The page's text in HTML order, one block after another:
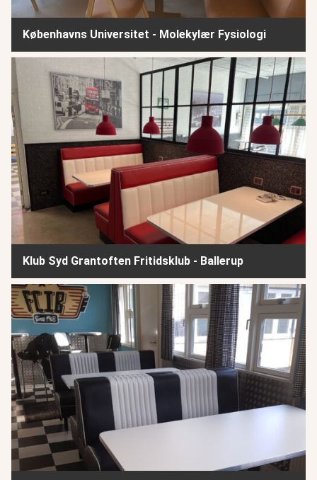
Københavns Universitet - Molekylær Fysiologi
Klub Syd Grantoften Fritidsklub - Ballerup
Klub Syd Grantoften Fritidsklub - Ballerup
Bryggens børne- & Ungdomscenter - København - del 2